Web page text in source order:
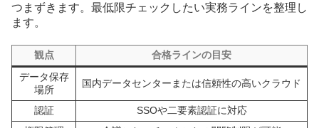
つまずきます。最低限チェックしたい実務ラインを整理し
ます。
観点
合格ラインの目安
データ保存
場所
国内データセンターまたは信頼性の高いクラウド
認証
SSOや二要素認証に対応